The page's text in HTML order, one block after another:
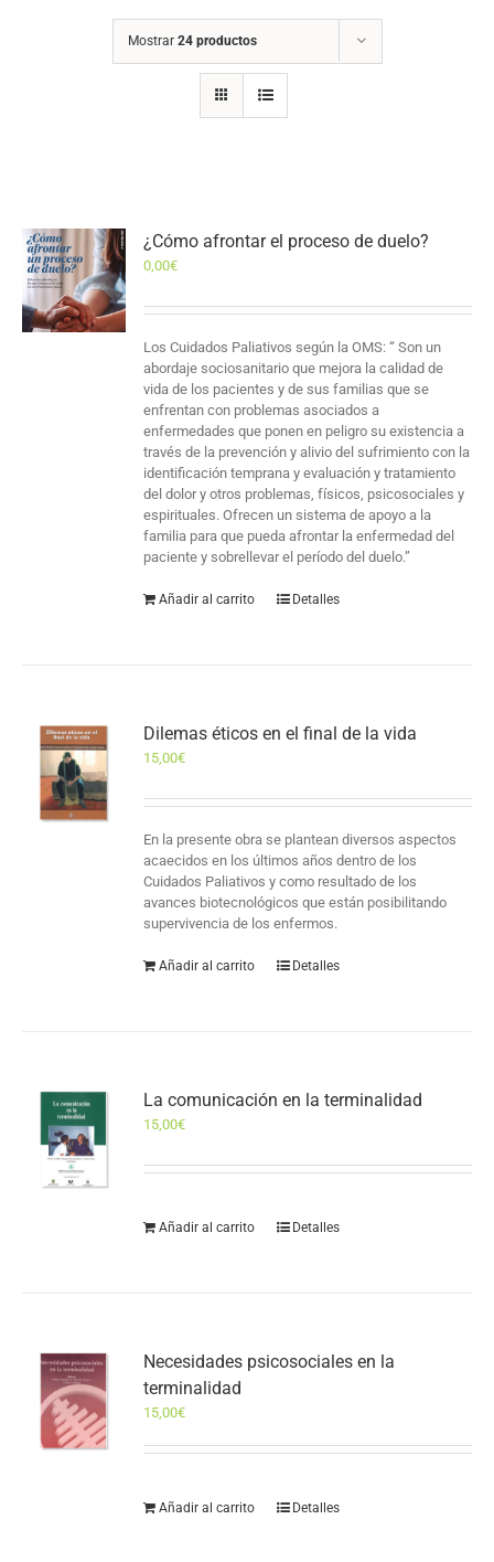
Mostrar 24 productos
¿Cómo afrontar el proceso de duelo?
0,00€
Los Cuidados Paliativos según la OMS: “ Son un
abordaje sociosanitario que mejora la calidad de
vida de los pacientes y de sus familias que se
enfrentan con problemas asociados a
enfermedades que ponen en peligro su existencia a
través de la prevención y alivio del sufrimiento con la
identificación temprana y evaluación y tratamiento
del dolor y otros problemas, físicos, psicosociales y
espirituales. Ofrecen un sistema de apoyo a la
familia para que pueda afrontar la enfermedad del
paciente y sobrellevar el período del duelo.”
Añadir al carrito Detalles
Dilemas éticos en el final de la vida
15,00€
En la presente obra se plantean diversos aspectos
acaecidos en los últimos años dentro de los
Cuidados Paliativos y como resultado de los
avances biotecnológicos que están posibilitando
supervivencia de los enfermos.
Añadir al carrito Detalles
La comunicación en la terminalidad
15,00€
Añadir al carrito Detalles
Necesidades psicosociales en la
terminalidad
15,00€
Añadir al carrito Detalles